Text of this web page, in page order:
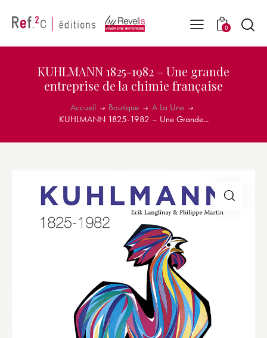
0
KUHLMANN 1825-1982 – Une grande
entreprise de la chimie française
Accueil Boutique
A La Une
KUHLMANN 1825-1982 – Une Grande...